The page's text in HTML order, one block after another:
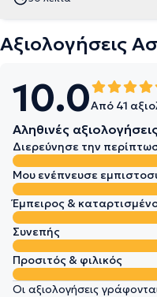
Αξιολογήσεις
10.0Από 41
Αληθινές
Διερεύνησε την
Μου ενέπνευσε
Έμπειρος &
Συνεπής
Προσιτός & φιλικός
Οι αξιολογήσεις